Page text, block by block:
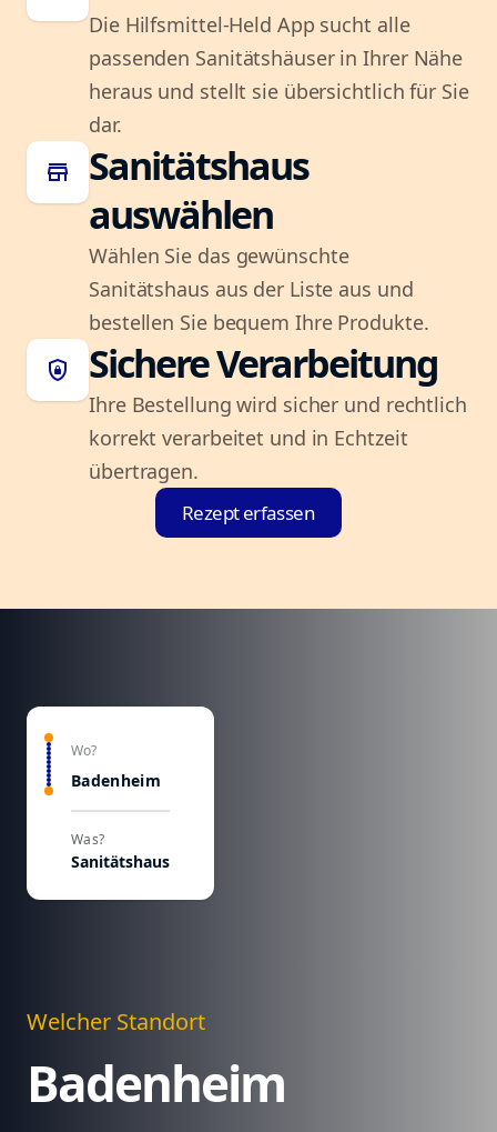
Die Hilfsmittel-Held App sucht alle
passenden Sanitätshäuser in Ihrer Nähe
heraus und stellt sie übersichtlich für Sie
dar.
store
Sanitätshaus
auswählen
Wählen Sie das gewünschte
Sanitätshaus aus der Liste aus und
bestellen Sie bequem Ihre Produkte.
shield_lock Sichere Verarbeitung
Ihre Bestellung wird sicher und rechtlich
korrekt verarbeitet und in Echtzeit
übertragen.
Rezept erfassen
Wo?
Badenheim
Was?
Sanitätshaus
Welcher Standort
Badenheim